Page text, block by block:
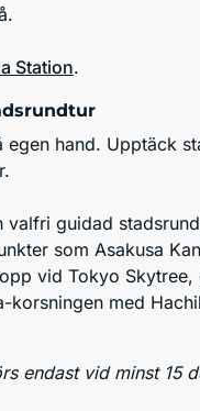
Station.
hand. Upptäck
guidad
som Asakusa
vid Tokyo Skytree,
korsningen med
endast vid minst 15